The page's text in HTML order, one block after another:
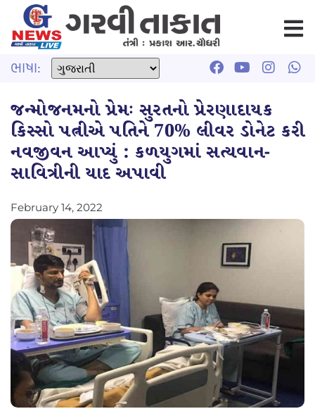
ભાષા:
જન્મોજનમનો પ્રેમઃ સુરતનો પ્રેરણાદાયક
કિસ્સો પત્નીએ પતિને 70% લીવર ડોનેટ કરી
નવજીવન આપ્યું : કળયુગમાં સત્યવાન-
સાવિત્રીની યાદ અપાવી
February 14, 2022